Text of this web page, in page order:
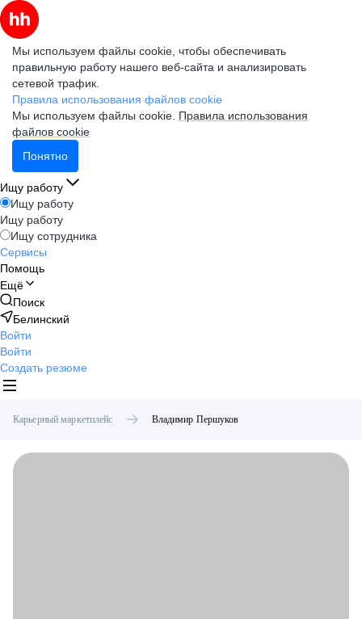
Мы используем файлы cookie, чтобы обеспечивать
правильную работу нашего веб-сайта и анализировать
сетевой трафик.
Правила использования файлов cookie
Мы используем файлы cookie. Правила использования
файлов cookie
Понятно
Ищу работу
Ищу работу
Ищу работу
Ищу сотрудника
Сервисы
Помощь
Ещё
Поиск
Белинский
Войти
Войти
Создать резюме
Карьерный маркетплейс Владимир Першуков